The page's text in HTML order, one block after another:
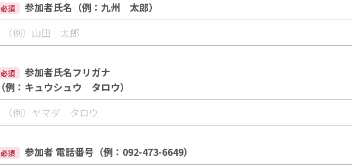
必須 参加者氏名（例：九州 太郎）
必須
参加者氏名フリガナ
（例：キュウシュウ タロウ）
必須 参加者 電話番号（例：092-473-6649）